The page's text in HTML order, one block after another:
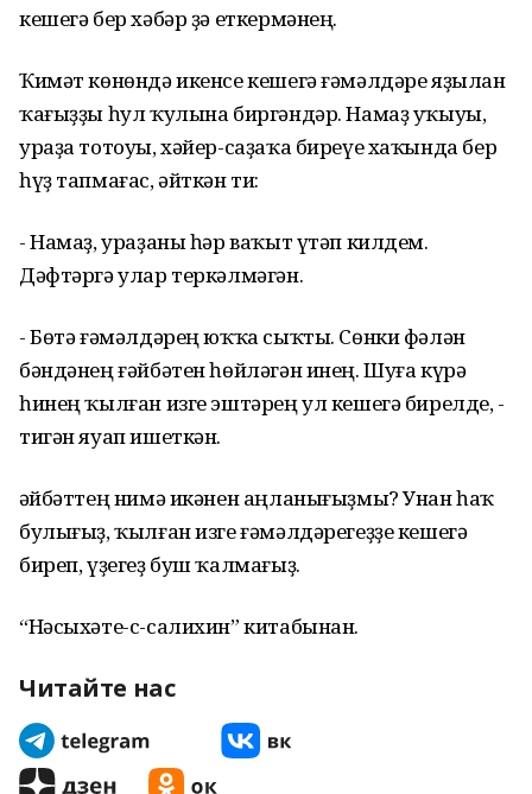
кешегә бер хәбәр ҙә еткермәнең.
Ҡимәт көнөндә икенсе кешегә ғәмәлдәре яҙылан
ҡағыҙҙы һул ҡулына биргәндәр. Намаҙ уҡыуы,
ураҙа тотоуы, хәйер-саҙаҡа биреүе хаҡында бер
һүҙ тапмағас, әйткән ти:
- Намаҙ, ураҙаны һәр ваҡыт үтәп килдем.
Дәфтәргә улар теркәлмәгән.
- Бөтә ғәмәлдәрең юҡҡа сыҡты. Сөнки фәлән
бәндәнең ғәйбәтен һөйләгән инең. Шуға күрә
һинең ҡылған изге эштәрең ул кешегә бирелде, -
тигән яуап ишеткән.
Ғәйбәттең нимә икәнен аңланығыҙмы? Унан һаҡ
булығыҙ, ҡылған изге ғәмәлдәрегеҙҙе кешегә
биреп, үҙегеҙ буш ҡалмағыҙ.
“Нәсыхәте-с-салихин” китабынан.
Читайте нас